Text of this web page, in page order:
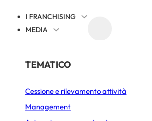
I FRANCHISING
PER SETTORE
Alimentazione
Bar Caffetteria
MEDIA
TEMATICO
Cessione e rilevamento attività
Management
NOTIZIE SUL FRANCHISING
porta la